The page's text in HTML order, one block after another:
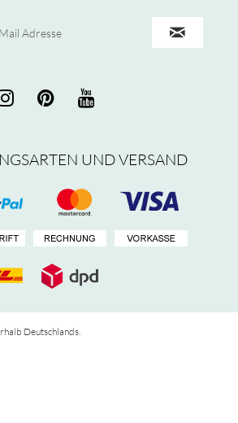
UND VERSAND
Deutschlands.